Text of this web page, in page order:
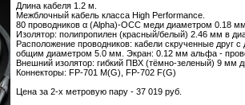
Длина кабеля 1.2 м.
Межблочный кабель класса High Performance.
80 проводников α (Alpha)-OCC меди диаметром 0.18
Изолятор: полипропилен (красный/белый) 2.46 мм в
Расположение проводников: кабели скрученные друг
общим диаметром 5.0 мм. Экран: 0.12 мм альфа -
Внешний изолятор: гибкий ПВХ (тёмно-зеленый) 9 мм
Коннекторы: FP-701 M(G), FP-702 F(G)
Цена за 2-х метровую пару - 37 019 руб.